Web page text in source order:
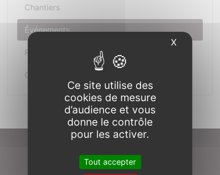
Chantiers
Événements
Réceptions
Gîtes
Préparer votre visite
Ce site utilise des
cookies de mesure
d’audience et vous
donne le contrôle
pour les activer.
Tout accepter
X Masquer